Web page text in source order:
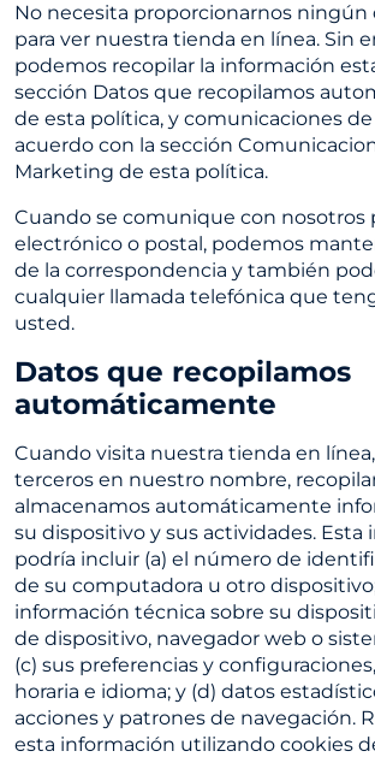
No necesita proporcionarnos ningún
para ver nuestra tienda en línea. Sin
podemos recopilar la información
sección Datos que recopilamos
de esta política, y comunicaciones
acuerdo con la sección
Marketing de esta política.
Cuando se comunique con nosotros
electrónico o postal, podemos
de la correspondencia y también
cualquier llamada telefónica que
usted.
Datos que recopilamos
automáticamente
Cuando visita nuestra tienda en
terceros en nuestro nombre,
almacenamos automáticamente
su dispositivo y sus actividades. Esta
podría incluir (a) el número de
de su computadora u otro
información técnica sobre su
de dispositivo, navegador web o
(c) sus preferencias y
horaria e idioma; y (d) datos
acciones y patrones de navegación.
esta información utilizando cookies